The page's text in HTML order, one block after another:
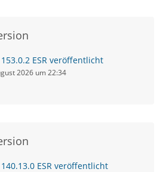
ESR veröffentlicht
2026 um 22:34
ESR veröffentlicht